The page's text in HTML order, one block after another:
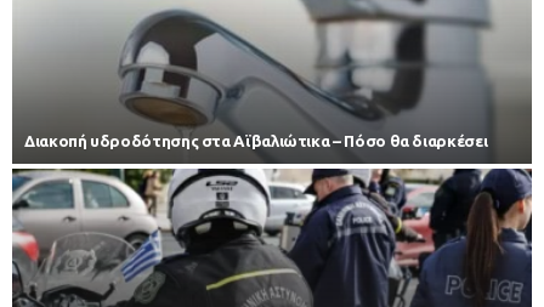
Διακοπή υδροδότησης στα Αϊβαλιώτικα – Πόσο θα διαρκέσει